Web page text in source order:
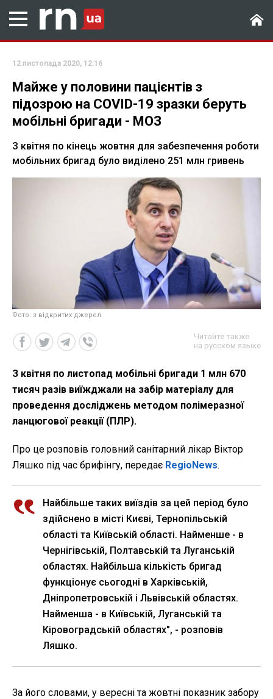
12 листопада 2020, 12:16
Майже у половини пацієнтів з
підозрою на COVID-19 зразки беруть
мобільні бригади - МОЗ
З квітня по кінець жовтня для забезпечення роботи
мобільних бригад було виділено 251 млн гривень
Фото: з відкритих джерел
Читайте также
на русском языке
З квітня по листопад мобільні бригади 1 млн 670
тисяч разів виїжджали на забір матеріалу для
проведення досліджень методом полімеразної
ланцюгової реакції (ПЛР).
Про це розповів головний санітарний лікар Віктор
Ляшко під час брифінгу, передає RegioNews.
Найбільше таких виїздів за цей період було
здійснено в місті Києві, Тернопільській
області та Київській області. Найменше - в
Чернігівській, Полтавській та Луганській
областях. Найбільша кількість бригад
функціонує сьогодні в Харківській,
Дніпропетровській і Львівській областях.
Найменша - в Київській, Луганській та
Кіровоградській областях", - розповів
Ляшко.
За його словами, у вересні та жовтні показник забору